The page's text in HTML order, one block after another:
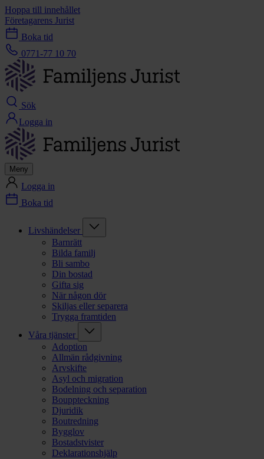
Hoppa till innehållet
Företagarens Jurist
Boka tid
0771-77 10 70
Sök
Logga in
Meny
Logga in
Boka tid
Livshändelser
Barnrätt
Bilda familj
Bli sambo
Din bostad
Gifta sig
När någon dör
Skiljas eller separera
Trygga framtiden
Våra tjänster
Adoption
Allmän rådgivning
Arvskifte
Asyl och migration
Bodelning och separation
Bouppteckning
Djuridik
Boutredning
Bygglov
Bostadstvister
Deklarationshjälp